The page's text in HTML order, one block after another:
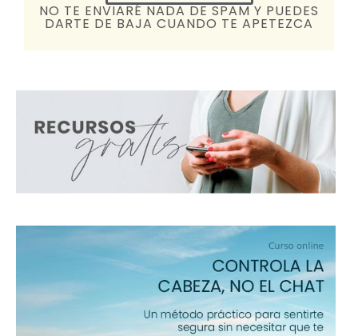
NO TE ENVIARÉ NADA DE SPAM Y PUEDES
DARTE DE BAJA CUANDO TE APETEZCA